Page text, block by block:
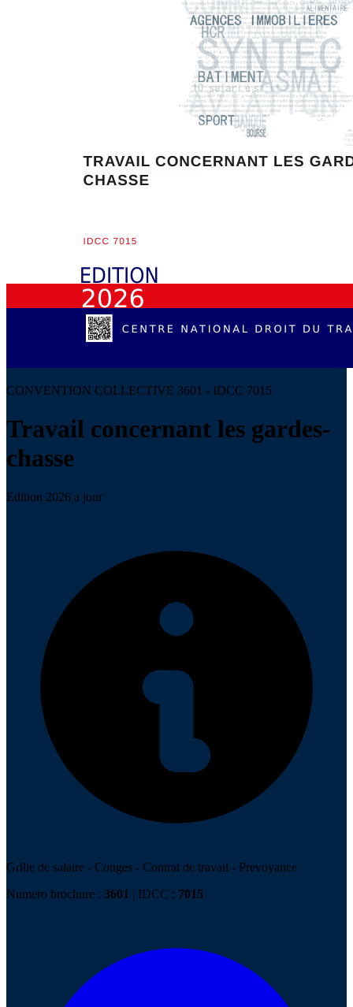
CONVENTION COLLECTIVE 3601 - IDCC 7015
Travail concernant les gardes-
chasse
Edition 2026 a jour
Grille de salaire - Conges - Contrat de travail - Prevoyance
Numero brochure : 3601 | IDCC : 7015